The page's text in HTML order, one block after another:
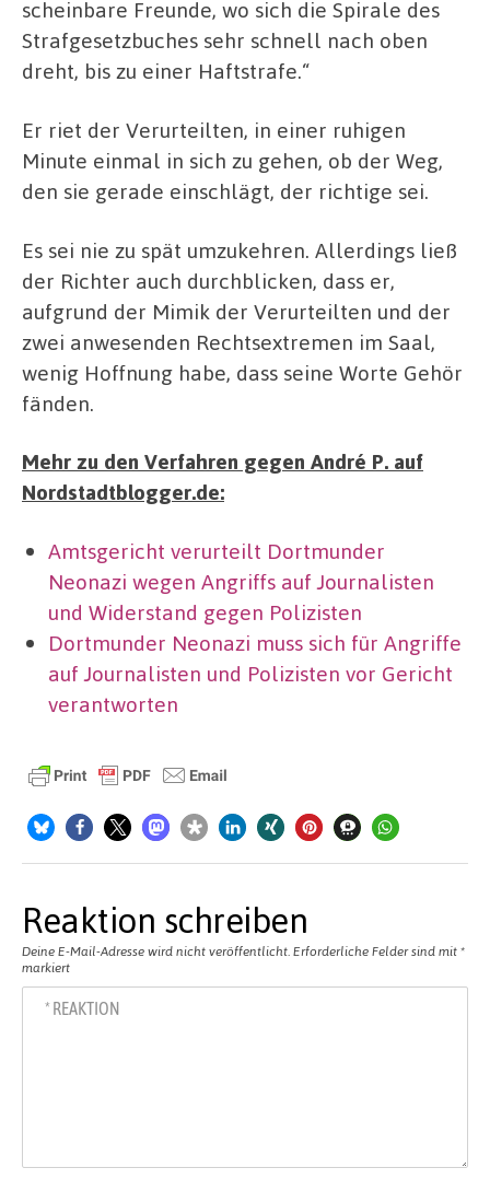
scheinbare Freunde, wo sich die Spirale des
Strafgesetzbuches sehr schnell nach oben
dreht, bis zu einer Haftstrafe.“
Er riet der Verurteilten, in einer ruhigen
Minute einmal in sich zu gehen, ob der Weg,
den sie gerade einschlägt, der richtige sei.
Es sei nie zu spät umzukehren. Allerdings ließ
der Richter auch durchblicken, dass er,
aufgrund der Mimik der Verurteilten und der
zwei anwesenden Rechtsextremen im Saal,
wenig Hoffnung habe, dass seine Worte Gehör
fänden.
Mehr zu den Verfahren gegen André P. auf
Nordstadtblogger.de:
Amtsgericht verurteilt Dortmunder
Neonazi wegen Angriffs auf Journalisten
und Widerstand gegen Polizisten
Dortmunder Neonazi muss sich für Angriffe
auf Journalisten und Polizisten vor Gericht
verantworten
Reaktion schreiben
Deine E-Mail-Adresse wird nicht veröffentlicht. Erforderliche Felder sind mit *
markiert